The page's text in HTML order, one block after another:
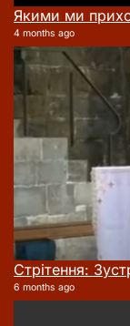
Якими ми
4 months ago
Стрітення:
6 months ago